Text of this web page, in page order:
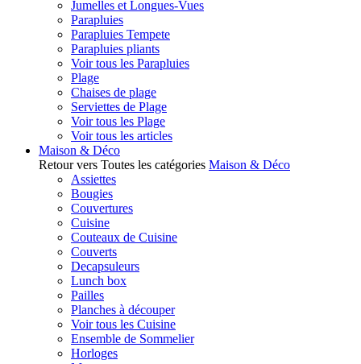
Jumelles et Longues-Vues
Parapluies
Parapluies Tempete
Parapluies pliants
Voir tous les Parapluies
Plage
Chaises de plage
Serviettes de Plage
Voir tous les Plage
Voir tous les articles
Maison & Déco
Retour vers Toutes les catégories Maison & Déco
Assiettes
Bougies
Couvertures
Cuisine
Couteaux de Cuisine
Couverts
Decapsuleurs
Lunch box
Pailles
Planches à découper
Voir tous les Cuisine
Ensemble de Sommelier
Horloges